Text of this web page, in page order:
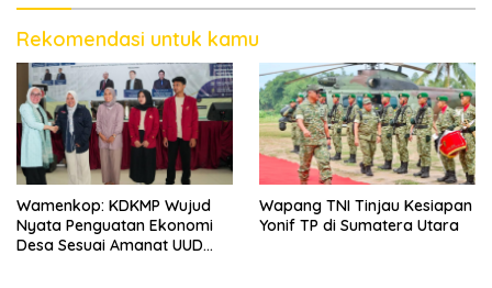
Rekomendasi untuk kamu
Wamenkop: KDKMP Wujud
Nyata Penguatan Ekonomi
Desa Sesuai Amanat UUD
Wapang TNI Tinjau Kesiapan
Yonif TP di Sumatera Utara